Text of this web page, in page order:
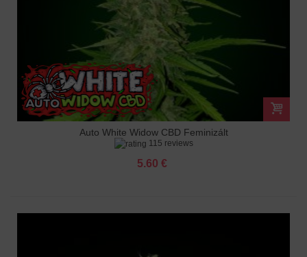
Auto White Widow CBD Feminizált
115 reviews
5.60 €